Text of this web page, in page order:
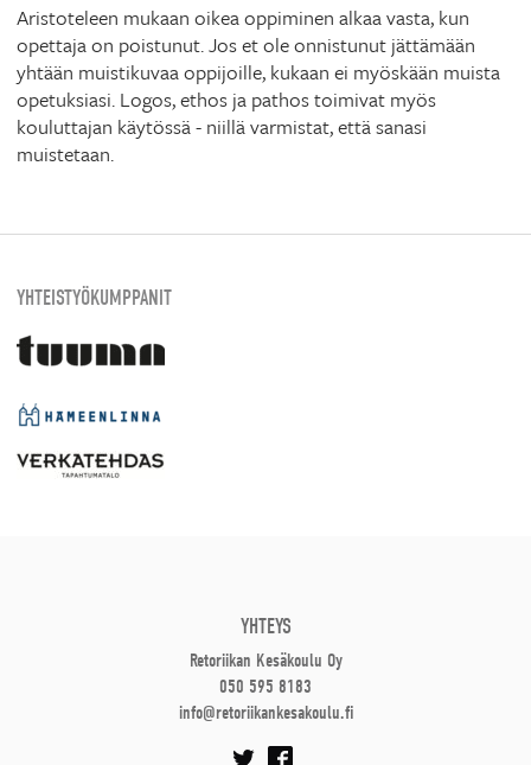
Aristoteleen mukaan oikea oppiminen alkaa vasta, kun
opettaja on poistunut. Jos et ole onnistunut jättämään
yhtään muistikuvaa oppijoille, kukaan ei myöskään muista
opetuksiasi. Logos, ethos ja pathos toimivat myös
kouluttajan käytössä - niillä varmistat, että sanasi
muistetaan.
YHTEISTYÖKUMPPANIT
YHTEYS
Retoriikan Kesäkoulu Oy
050 595 8183
info@retoriikankesakoulu.fi